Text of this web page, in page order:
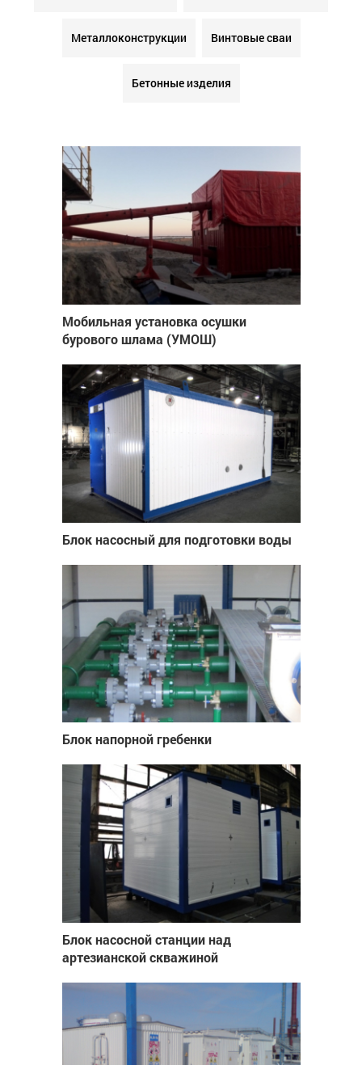
Металлоконструкции Винтовые сваи
Бетонные изделия
Мобильная установка осушки
бурового шлама (УМОШ)
Блок насосный для подготовки воды
Блок напорной гребенки
Блок насосной станции над
артезианской скважиной